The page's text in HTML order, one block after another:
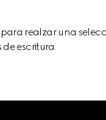
realzar una
escritura.